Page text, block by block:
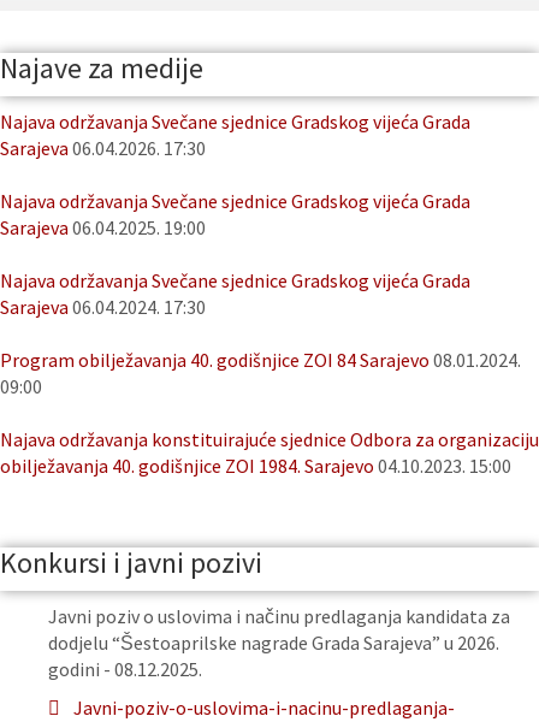
Najave za medije
Najava održavanja Svečane sjednice Gradskog vijeća Grada
Sarajeva 06.04.2026. 17:30
Najava održavanja Svečane sjednice Gradskog vijeća Grada
Sarajeva 06.04.2025. 19:00
Najava održavanja Svečane sjednice Gradskog vijeća Grada
Sarajeva 06.04.2024. 17:30
Program obilježavanja 40. godišnjice ZOI 84 Sarajevo 08.01.2024.
09:00
Najava održavanja konstituirajuće sjednice Odbora za organizaciju
obilježavanja 40. godišnjice ZOI 1984. Sarajevo 04.10.2023. 15:00
Konkursi i javni pozivi
Javni poziv o uslovima i načinu predlaganja kandidata za
dodjelu “Šestoaprilske nagrade Grada Sarajeva” u 2026.
godini - 08.12.2025.
Javni-poziv-o-uslovima-i-nacinu-predlaganja-